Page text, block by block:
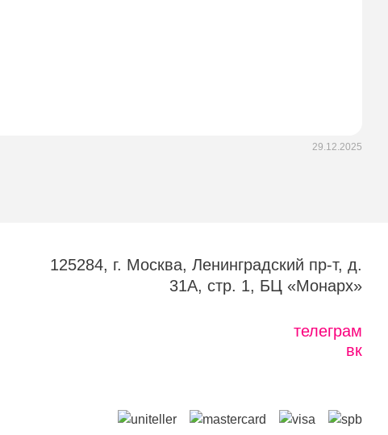
29.12.2025
125284, г. Москва, Ленинградский пр-т, д.
31А, стр. 1, БЦ «Монарх»
телеграм
вк